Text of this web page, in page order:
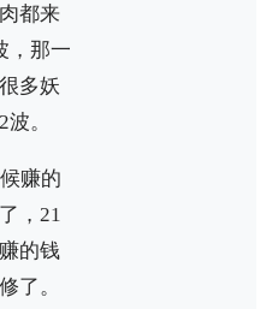
都来
，那一
多妖
。
赚的
，21
的钱
了。